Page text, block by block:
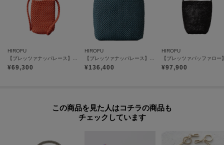
HIROFU
【ブレッツァナッパレース】スマートフォン用ミニレザーショルダーバッグ S 本革（商品番号：P25-31303）
¥69,300
HIROFU
【ブレッツァナッパレース】レザーメッシュショルダーバッグ S 本革（商品番号：P25-31005）
¥136,400
HIROFU
¥97,900
この商品を見た人はコチラの商品も
チェックしています